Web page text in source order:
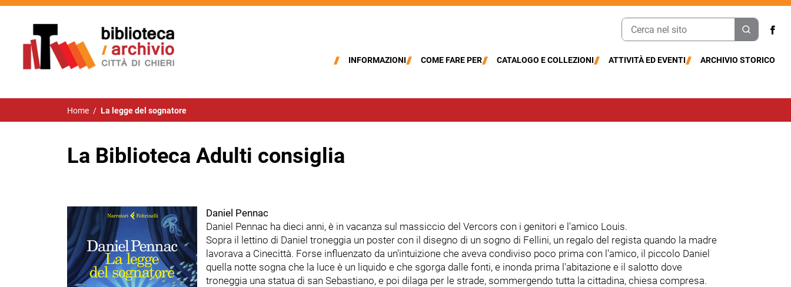
INFORMAZIONI COME FARE PER CATALOGO E COLLEZIONI ATTIVITÀ ED EVENTI ARCHIVIO STORICO
Home / La legge del sognatore
La Biblioteca Adulti consiglia
Daniel Pennac
Daniel Pennac ha dieci anni, è in vacanza sul massiccio del Vercors con i genitori e l'amico Louis.
Sopra il lettino di Daniel troneggia un poster con il disegno di un sogno di Fellini, un regalo del regista quando la madre
lavorava a Cinecittà. Forse influenzato da un'intuizione che aveva condiviso poco prima con l'amico, il piccolo Daniel
quella notte sogna che la luce è un liquido e che sgorga dalle fonti, e inonda prima l'abitazione e il salotto dove
troneggia una statua di san Sebastiano, e poi dilaga per le strade, sommergendo tutta la cittadina, chiesa compresa.